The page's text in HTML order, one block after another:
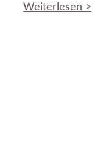
Weiterlesen >